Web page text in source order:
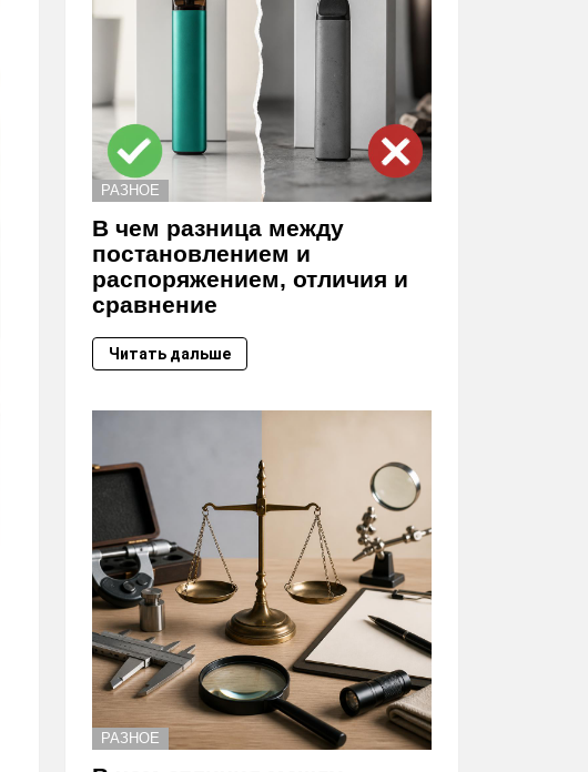
РАЗНОЕ
В чем разница между
постановлением и
распоряжением, отличия и
сравнение
Читать дальше
РАЗНОЕ